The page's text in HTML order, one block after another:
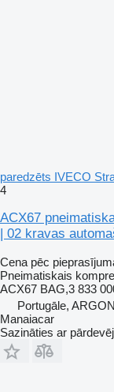
paredzēts IVECO
4
ACX67
| 02 kravas
Cena pēc
Pneimatiskais
ACX67 BAG,3 833
Portugāle,
Manaiacar
Sazināties ar